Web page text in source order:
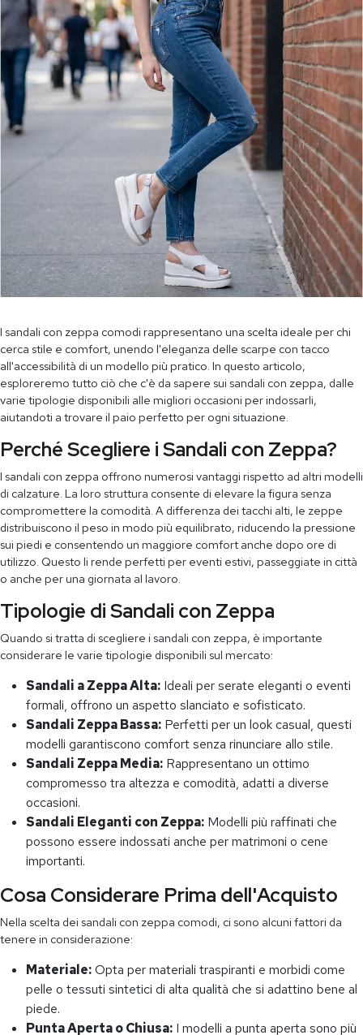
I sandali con zeppa comodi rappresentano una scelta ideale per chi
cerca stile e comfort, unendo l'eleganza delle scarpe con tacco
all'accessibilità di un modello più pratico. In questo articolo,
esploreremo tutto ciò che c'è da sapere sui sandali con zeppa, dalle
varie tipologie disponibili alle migliori occasioni per indossarli,
aiutandoti a trovare il paio perfetto per ogni situazione.
Perché Scegliere i Sandali con Zeppa?
I sandali con zeppa offrono numerosi vantaggi rispetto ad altri modelli
di calzature. La loro struttura consente di elevare la figura senza
compromettere la comodità. A differenza dei tacchi alti, le zeppe
distribuiscono il peso in modo più equilibrato, riducendo la pressione
sui piedi e consentendo un maggiore comfort anche dopo ore di
utilizzo. Questo li rende perfetti per eventi estivi, passeggiate in città
o anche per una giornata al lavoro.
Tipologie di Sandali con Zeppa
Quando si tratta di scegliere i sandali con zeppa, è importante
considerare le varie tipologie disponibili sul mercato:
Sandali a Zeppa Alta: Ideali per serate eleganti o eventi
formali, offrono un aspetto slanciato e sofisticato.
Sandali Zeppa Bassa: Perfetti per un look casual, questi
modelli garantiscono comfort senza rinunciare allo stile.
Sandali Zeppa Media: Rappresentano un ottimo
compromesso tra altezza e comodità, adatti a diverse
occasioni.
Sandali Eleganti con Zeppa: Modelli più raffinati che
possono essere indossati anche per matrimoni o cene
importanti.
Cosa Considerare Prima dell'Acquisto
Nella scelta dei sandali con zeppa comodi, ci sono alcuni fattori da
tenere in considerazione:
Materiale:Opta per materiali traspiranti e morbidi come
pelle o tessuti sintetici di alta qualità che si adattino bene al
piede.
Punta Aperta o Chiusa: I modelli a punta aperta sono più